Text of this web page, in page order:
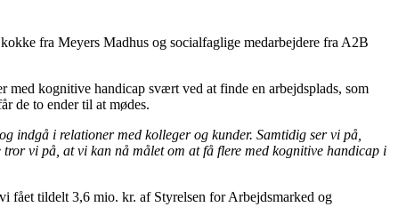
fra Meyers Madhus og socialfaglige medarbejdere fra A2B
med kognitive handicap svært ved at finde en arbejdsplads, som
de to ender til at mødes.
indgå i relationer med kolleger og kunder. Samtidig ser vi på,
vi på, at vi kan nå målet om at få flere med kognitive handicap i
fået tildelt 3,6 mio. kr. af Styrelsen for Arbejdsmarked og